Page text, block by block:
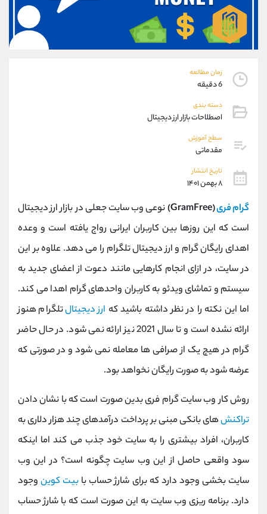
زمان مطالعه
6 دقیقه
دسته بندی
اصطلاحات بازار ارز دیجیتال
سطح آموزش
مقدماتی
تاریخ انتشار
۸ بهمن ۱۴۰۱
گرام فری(GramFree)
نوعی وب سایت جعلی در بازار ارز دیجیتال
است که این روزها بین کاربران ایرانی رواج یافته است و وعده
اهدای رایگان گرام و ارز دیجیتال تلگرام را می دهد. علاوه بر این
در سایت، در ازای انجام کارهایی مانند دعوت از اعضای جدید به
سیستم و تماشای ویدئو به کاربران واحدهای گرام اهدا می کند.
اما این نکته را در نظر داشته باشید که ارز دیجیتالتلگرام هنوز
ارائه نشده است و تا سال 2021 نیز ارائه نمی شود. در حال حاضر
گرام در هیچ یک از صرافی ها معامله نمی شود و در صورتی که
عرضه شود به صورت رایگان نخواهد بود.
روش کار وب سایت گرام فری بدین صورت است که با نشان دادن
تراکنشهای بانکی مبنی بر پرداخت درآمدهای چند هزار دلاری به
کاربران، افراد بیشتری را به سایت خود جذب می کند اما اینکه
سود واقعی حاصل از این وب سایت چگونه است؟ در این وب
سایت بخشی وجود دارد که برای شارژ حساب با بیت کوینوجود
دارد. برنامه ریزی وب سایت به این صورت است که با شارژ حساب
09304891085
واتساپ شروع گفتگو
تلگرام @Armteam_admin_103
پشتیبان فروش
واتساپ
داخلی
اطلاعات تماس (دفتر فروش)
تلفن 021-22021040
بدون پیش شماره 90001030
@alireza.mehrabii
کانال تلگرام @alirezamehrabi_com
کانال بله @alirezamehrabi_official